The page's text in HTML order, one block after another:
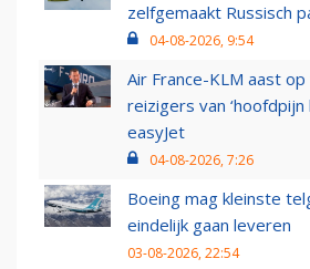
zelfgemaakt Russisch
04-08-2026, 9:54
Air France-KLM aast
reizigers van ‘hoofdpijn
easyJet
04-08-2026, 7:26
Boeing mag kleinste
eindelijk gaan leveren
03-08-2026, 22:54